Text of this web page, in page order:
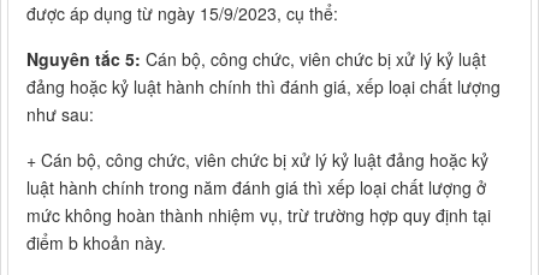
được áp dụng từ ngày 15/9/2023, cụ thể:
Nguyên tắc 5: Cán bộ, công chức, viên chức bị xử lý kỷ luật
đảng hoặc kỷ luật hành chính thì đánh giá, xếp loại chất lượng
như sau:
+ Cán bộ, công chức, viên chức bị xử lý kỷ luật đảng hoặc kỷ
luật hành chính trong năm đánh giá thì xếp loại chất lượng ở
mức không hoàn thành nhiệm vụ, trừ trường hợp quy định tại
điểm b khoản này.